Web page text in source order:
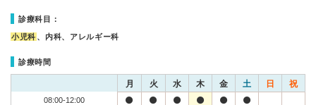
診療科目：
小児科 、内科、アレルギー科
診療時間
月 火 水 木 金 土 日 祝
08:00-12:00